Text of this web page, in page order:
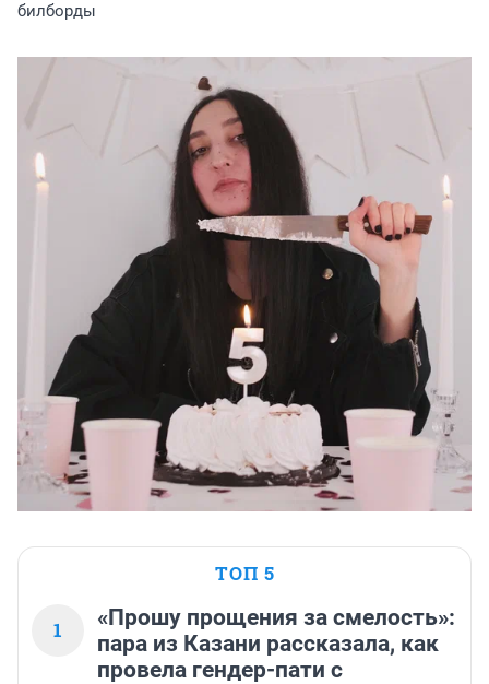
билборды
ТОП 5
1
«Прошу прощения за смелость»:
пара из Казани рассказала, как
провела гендер-пати с